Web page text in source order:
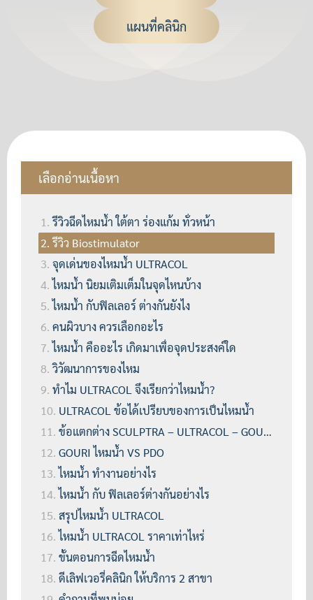
แผนที่คลินิก
เลือกอ่านเนื้อหา
รีวิวฉีดไหมน้ำ ใต้ตา ร่องแก้ม ทั่วหน้า
รีวิว Biostimulator
จุดเด่นของไหมน้ำ ULTRACOL
ไหมน้ำ นิยมเติมเต็มในจุดไหนบ้าง
ไหมน้ำ กับฟิลเลอร์ ต่างกันยังไง
คนผิวบาง ควรเลือกอะไร
ไหมน้ำ คืออะไร เกิดมาเพื่อจุดประสงค์ใด
วิวัฒนาการของไหม
ทำไม ULTRACOL จึงเรียกว่าไหมน้ำ?
ULTRACOL ข้อได้เปรียบของการเป็นไหมน้ำ
ข้อแตกต่าง SCULPTRA – ULTRACOL – GOURI
GOURI ไหมน้ำ VS PDO
ไหมน้ำ ทำงานอย่างไร
ไหมน้ำ กับ ฟิลเลอร์ต่างกันอย่างไร
สรุปไหมน้ำ ULTRACOL
ไหมน้ำ ULTRACOL ราคาเท่าไหร่
ขั้นตอนการฉีดไหมน้ำ
ดีเลิฟเวอรี่คลินิก ให้บริการ 2 สาขา